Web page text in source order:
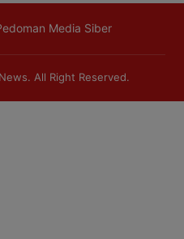
Media Siber
. All Right Reserved.